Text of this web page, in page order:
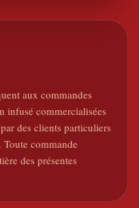
aux commandes
infusé commercialisées
des clients particuliers
Toute commande
des présentes